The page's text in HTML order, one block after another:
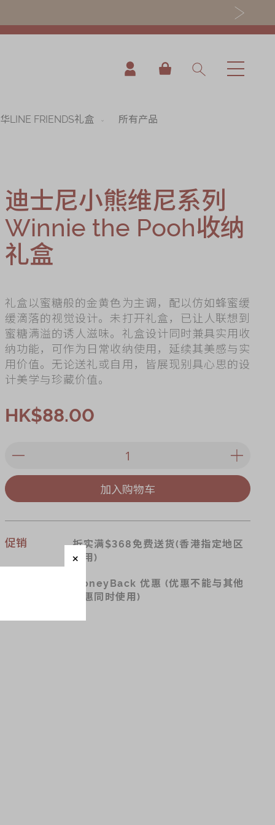
我的购物车
LINE FRIENDS礼盒 所有产品
迪士尼小熊维尼系列
Winnie the Pooh收纳
礼盒
礼盒以蜜糖般的金黄色为主调，配以仿如蜂蜜缓
缓滴落的视觉设计。未打开礼盒，已让人联想到
蜜糖满溢的诱人滋味。礼盒设计同时兼具实用收
纳功能，可作为日常收纳使用，延续其美感与实
用价值。无论送礼或自用，皆展现别具心思的设
计美学与珍藏价值。
HK$88.00
加入购物车
促销
折实满$368免费送货(香港指定地区
适用)
MoneyBack 优惠 (优惠不能与其他
优惠同时使用)